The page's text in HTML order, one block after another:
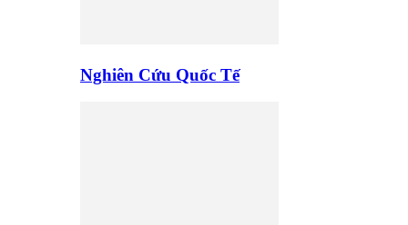
Nghiên Cứu Quốc Tế